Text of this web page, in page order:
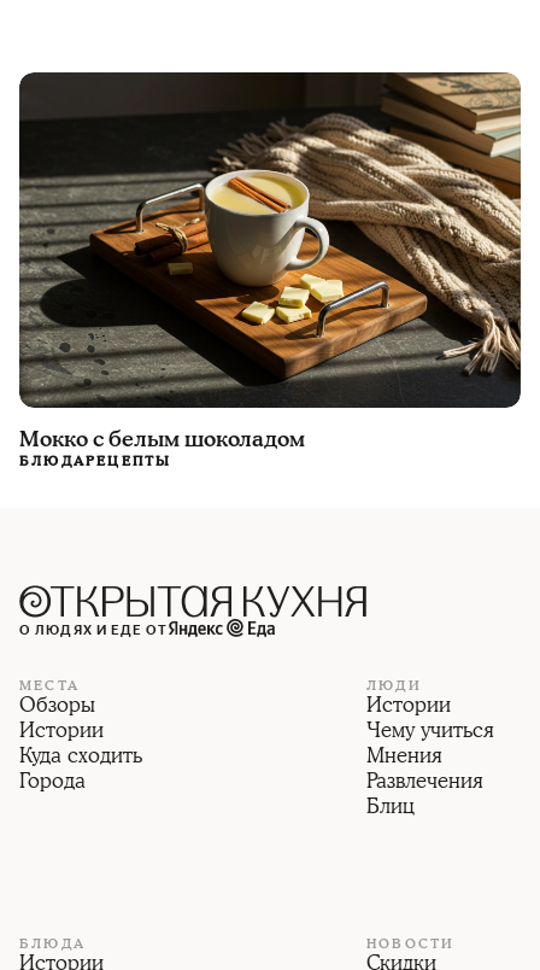
Мокко с белым шоколадом
БЛЮДАРЕЦЕПТЫ
О ЛЮДЯХ И ЕДЕ ОТ
МЕСТА
Обзоры
Истории
Куда сходить
Города
ЛЮДИ
Истории
Чему учиться
Мнения
Развлечения
Блиц
БЛЮДА НОВОСТИ